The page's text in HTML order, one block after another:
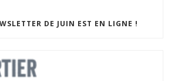
DE JUIN EST EN LIGNE !